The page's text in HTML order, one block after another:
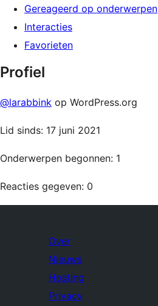
Gereageerd op onderwerpen
Interacties
Favorieten
Profiel
@larabbink op WordPress.org
Lid sinds: 17 juni 2021
Onderwerpen begonnen: 1
Reacties gegeven: 0
Over
Nieuws
Hosting
Privacy